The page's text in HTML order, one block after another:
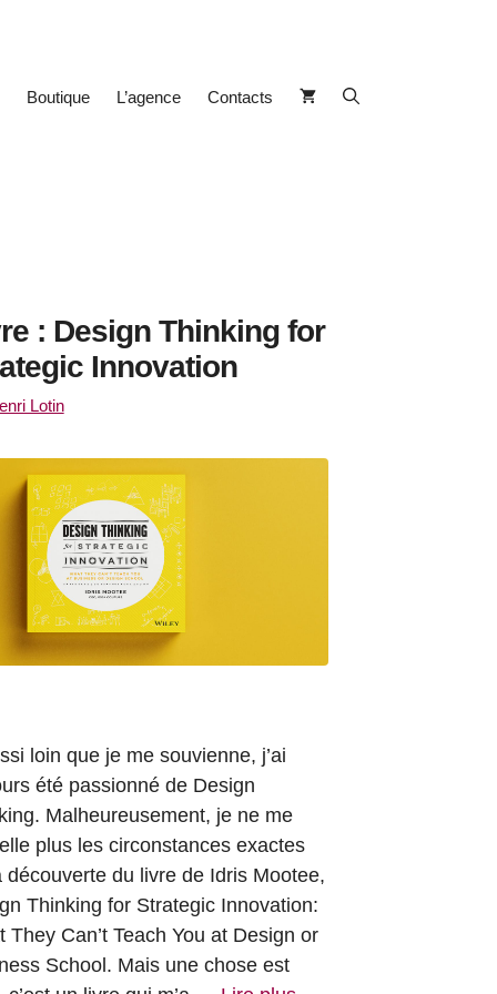
Boutique L’agence Contacts
: Design Thinking for
Innovation
Lotin
loin que je me souvienne, j’ai
été passionné de Design
Malheureusement, je ne me
plus les circonstances exactes
découverte du livre de Idris Mootee,
Thinking for Strategic Innovation:
They Can’t Teach You at Design or
School. Mais une chose est